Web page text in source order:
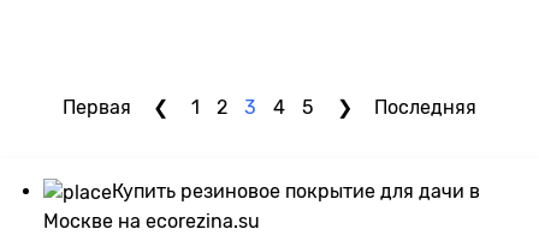
Первая 1 2 3 4 5 Последняя
Купить резиновое покрытие для дачи в
Москве на ecorezina.su